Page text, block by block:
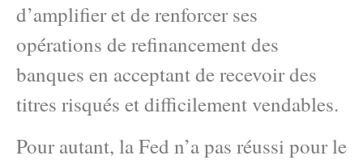
d’amplifier et de renforcer ses
opérations de refinancement des
banques en acceptant de recevoir des
titres risqués et difficilement vendables.
Pour autant, la Fed n’a pas réussi pour le